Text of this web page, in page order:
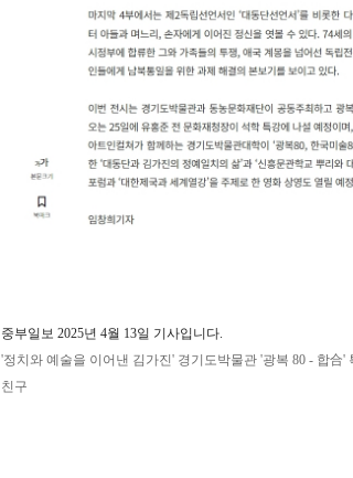
중부일보 2025년 4월 13일 기사입니다.
'정치와 예술을 이어낸 김가진' 경기도박물관 '광복 80 - 합合
친구